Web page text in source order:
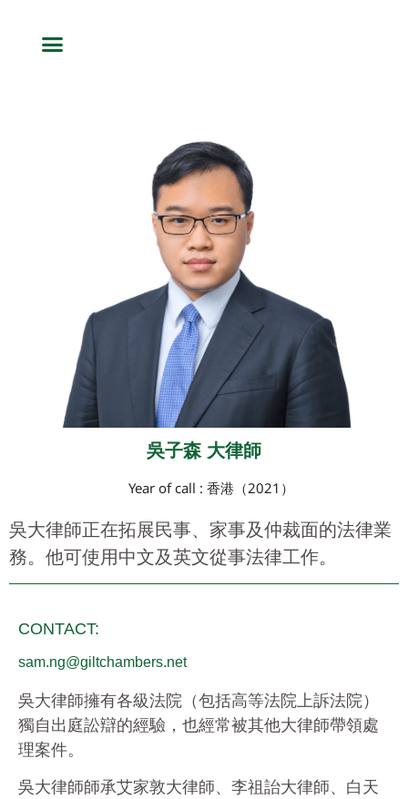
吳子森 大律師
Year of call : 香港（2021）
吳大律師正在拓展民事、家事及仲裁面的法律業
務。他可使用中文及英文從事法律工作。
CONTACT:
sam.ng@giltchambers.net
吳大律師擁有各級法院（包括高等法院上訴法院）
獨自出庭訟辯的經驗，也經常被其他大律師帶領處
理案件。
吳大律師師承艾家敦大律師、李祖詒大律師、白天